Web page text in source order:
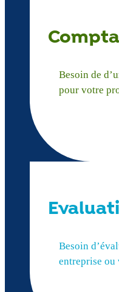
Besoin de
pour votre
Besoin
entreprise ou